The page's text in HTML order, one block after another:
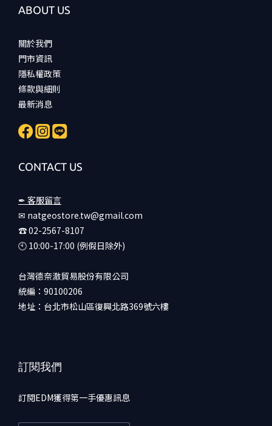
ABOUT US
關於我們
門市資訊
隱私權政策
條款與細則
最新消息
CONTACT US
✒ 客服留言
✉ natgeostore.tw@gmail.com
☎︎ 02-2567-8107
🕙︎ 10:00-17:00 (例假日除外)
台灣德奈澈貿易股份有限公司
統編：90100206
地址：台北市松山區復興北路369號六樓
訂閱我們
訂閱EDM獲得第一手優惠訊息